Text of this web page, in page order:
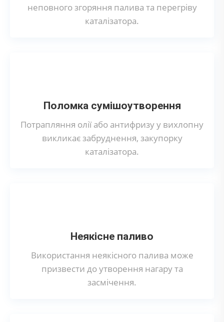
неповного згоряння палива та перегріву
каталізатора.
Поломка сумішоутворення
Потрапляння олії або антифризу у вихлопну
викликає забруднення, закупорку
каталізатора.
Неякісне паливо
Використання неякісного палива може
призвести до утворення нагару та
засмічення.